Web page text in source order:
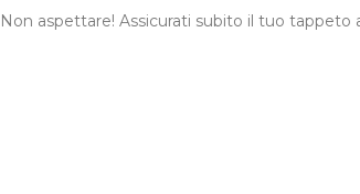
Non aspettare! Assicurati subito il tuo tappeto